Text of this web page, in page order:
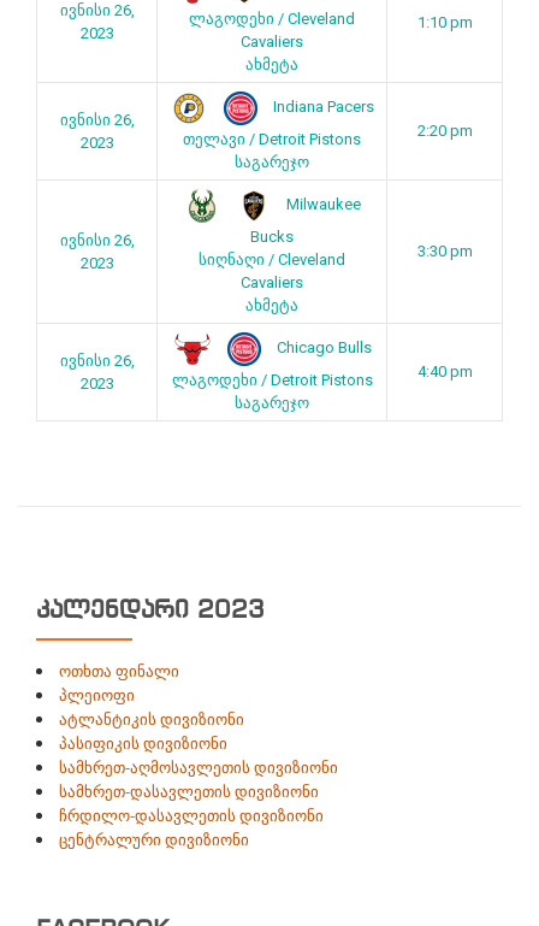
ივნისი 26,
2023
ლაგოდეხი / Cleveland
Cavaliers
ახმეტა
1:10 pm
ივნისი 26,
2023
Indiana Pacers
თელავი / Detroit Pistons
საგარეჯო
2:20 pm
ივნისი 26,
2023
Milwaukee
Bucks
სიღნაღი / Cleveland
Cavaliers
ახმეტა
3:30 pm
ივნისი 26,
2023
Chicago Bulls
ლაგოდეხი / Detroit Pistons
საგარეჯო
4:40 pm
ᲙᲐᲚᲔᲜᲓᲐᲠᲘ 2023
ოთხთა ფინალი
პლეიოფი
ატლანტიკის დივიზიონი
პასიფიკის დივიზიონი
სამხრეთ-აღმოსავლეთის დივიზიონი
სამხრეთ-დასავლეთის დივიზიონი
ჩრდილო-დასავლეთის დივიზიონი
ცენტრალური დივიზიონი